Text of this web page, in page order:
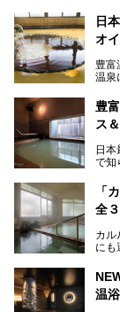
動
ス
限定
で、
第
提供
この
日
オ
豊富
温泉
に特
目的
地体
ート
豊
ス
日
で知
「
館。
の温
全貌
「
全
カル
にも
豊か
残る
温